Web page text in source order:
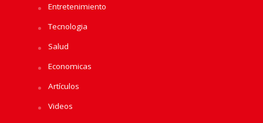
Entretenimiento
Tecnologia
Salud
Economicas
Artículos
Videos